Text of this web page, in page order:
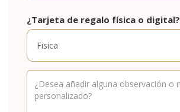
¿Tarjeta de regalo física o digital?